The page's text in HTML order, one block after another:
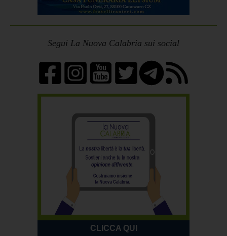
Segui La Nuova Calabria sui social
CLICCA QUI